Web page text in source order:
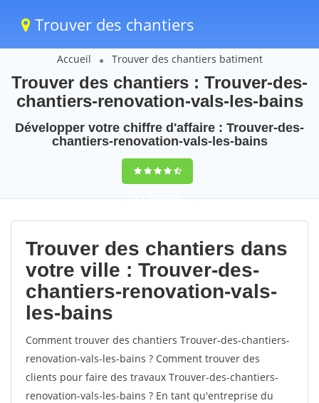
Trouver des chantiers
Accueil Trouver des chantiers batiment
Trouver des chantiers : Trouver-des-
chantiers-renovation-vals-les-bains
Développer votre chiffre d'affaire : Trouver-des-
chantiers-renovation-vals-les-bains
9,5(100%)80
votes
Trouver des chantiers dans
votre ville : Trouver-des-
chantiers-renovation-vals-
les-bains
Comment trouver des chantiers Trouver-des-chantiers-
renovation-vals-les-bains ? Comment trouver des
clients pour faire des travaux Trouver-des-chantiers-
renovation-vals-les-bains ? En tant qu'entreprise du